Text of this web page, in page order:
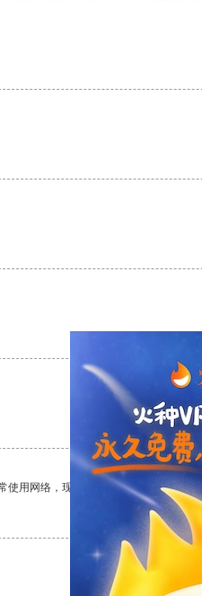
用网络，现在有了这个app，我再也不